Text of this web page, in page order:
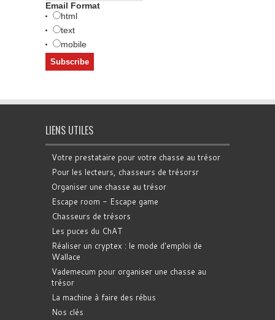
Email Format
html
text
mobile
LIENS UTILES
Votre prestataire pour votre chasse au trésor
Pour les lecteurs, chasseurs de trésorsr
Organiser une chasse au trésor
Escape room - Escape game
Chasseurs de trésors
Les puces du ChAT
Réaliser un cryptex : le mode d'emploi de
Wallace
Vademecum pour organiser une chasse au
trésor
La machine à faire des rébus
Nos clés